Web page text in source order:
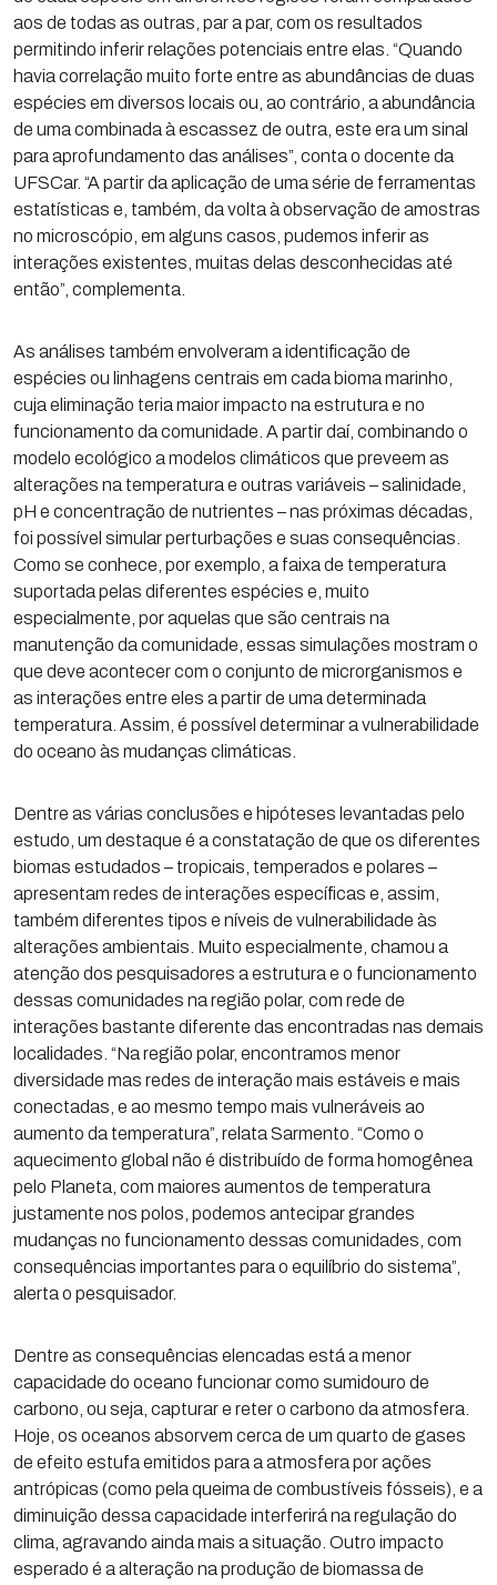
aos de todas as outras, par a par, com os resultados
permitindo inferir relações potenciais entre elas. “Quando
havia correlação muito forte entre as abundâncias de duas
espécies em diversos locais ou, ao contrário, a abundância
de uma combinada à escassez de outra, este era um sinal
para aprofundamento das análises”, conta o docente da
UFSCar. “A partir da aplicação de uma série de ferramentas
estatísticas e, também, da volta à observação de amostras
no microscópio, em alguns casos, pudemos inferir as
interações existentes, muitas delas desconhecidas até
então”, complementa.
As análises também envolveram a identificação de
espécies ou linhagens centrais em cada bioma marinho,
cuja eliminação teria maior impacto na estrutura e no
funcionamento da comunidade. A partir daí, combinando o
modelo ecológico a modelos climáticos que preveem as
alterações na temperatura e outras variáveis – salinidade,
pH e concentração de nutrientes – nas próximas décadas,
foi possível simular perturbações e suas consequências.
Como se conhece, por exemplo, a faixa de temperatura
suportada pelas diferentes espécies e, muito
especialmente, por aquelas que são centrais na
manutenção da comunidade, essas simulações mostram o
que deve acontecer com o conjunto de microrganismos e
as interações entre eles a partir de uma determinada
temperatura. Assim, é possível determinar a vulnerabilidade
do oceano às mudanças climáticas.
Dentre as várias conclusões e hipóteses levantadas pelo
estudo, um destaque é a constatação de que os diferentes
biomas estudados – tropicais, temperados e polares –
apresentam redes de interações específicas e, assim,
também diferentes tipos e níveis de vulnerabilidade às
alterações ambientais. Muito especialmente, chamou a
atenção dos pesquisadores a estrutura e o funcionamento
dessas comunidades na região polar, com rede de
interações bastante diferente das encontradas nas demais
localidades. “Na região polar, encontramos menor
diversidade mas redes de interação mais estáveis e mais
conectadas, e ao mesmo tempo mais vulneráveis ao
aumento da temperatura”, relata Sarmento. “Como o
aquecimento global não é distribuído de forma homogênea
pelo Planeta, com maiores aumentos de temperatura
justamente nos polos, podemos antecipar grandes
mudanças no funcionamento dessas comunidades, com
consequências importantes para o equilíbrio do sistema”,
alerta o pesquisador.
Dentre as consequências elencadas está a menor
capacidade do oceano funcionar como sumidouro de
carbono, ou seja, capturar e reter o carbono da atmosfera.
Hoje, os oceanos absorvem cerca de um quarto de gases
de efeito estufa emitidos para a atmosfera por ações
antrópicas (como pela queima de combustíveis fósseis), e a
diminuição dessa capacidade interferirá na regulação do
clima, agravando ainda mais a situação. Outro impacto
esperado é a alteração na produção de biomassa de